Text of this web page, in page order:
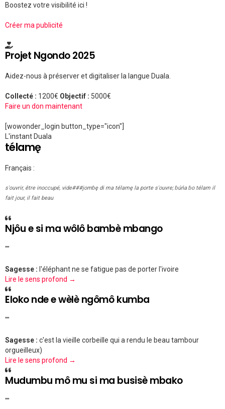
Boostez votre visibilité ici !
Créer ma publicité
Projet Ngondo 2025
Aidez-nous à préserver et digitaliser la langue Duala.
Collecté : 1200€ Objectif : 5000€
Faire un don maintenant
[wowonder_login button_type="icon"]
L'instant Duala
télamę
Français :
s'ouvrir, être inoccupé, vide###jomɓę di ma télamę la porte s'ouvre; ɓúńa ɓo télam il
fait jour, il fait beau
Njôu e si ma wôlô bambè mbango
""
Sagesse : l'éléphant ne se fatigue pas de porter l'ivoire
Lire le sens profond →
Eloko nde e wèlè ngômô kumba
""
Sagesse : c'est la vieille corbeille qui a rendu le beau tambour
orgueilleux)
Lire le sens profond →
Mudumbu mô mu si ma busisè mbako
""